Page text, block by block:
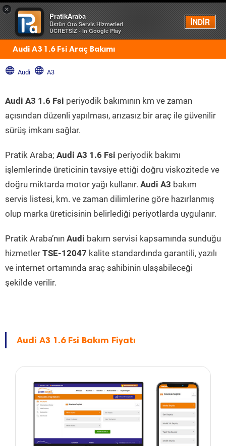
×
PratikAraba
Üstün Oto Servis Hizmetleri
ÜCRETSİZ - In Google Play
İNDİR
Menü
Audi A3 1.6 Fsi Araç Bakımı
Audi A3
Audi A3 1.6 Fsi periyodik bakımının km ve zaman
açısından düzenli yapılması, arızasız bir araç ile güvenilir
sürüş imkanı sağlar.
Pratik Araba; Audi A3 1.6 Fsi periyodik bakımı
işlemlerinde üreticinin tavsiye ettiği doğru viskozitede ve
doğru miktarda motor yağı kullanır. Audi A3 bakım
servis listesi, km. ve zaman dilimlerine göre hazırlanmış
olup marka üreticisinin belirlediği periyotlarda uygulanır.
Pratik Araba’nın Audi bakım servisi kapsamında sunduğu
hizmetler TSE-12047 kalite standardında garantili, yazılı
ve internet ortamında araç sahibinin ulaşabileceği
şekilde verilir.
Audi A3 1.6 Fsi Bakım Fiyatı